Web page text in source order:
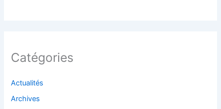
Catégories
Actualités
Archives